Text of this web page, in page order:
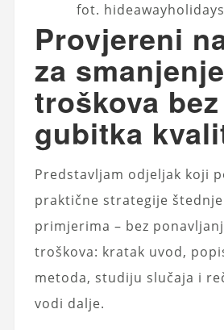
fot.
Provjereni
za smanjenje
troškova bez
gubitka
Predstavljam odjeljak koji
praktične strategije
primjerima – bez
troškova: kratak uvod,
metoda, studiju slučaja i
vodi dalje.